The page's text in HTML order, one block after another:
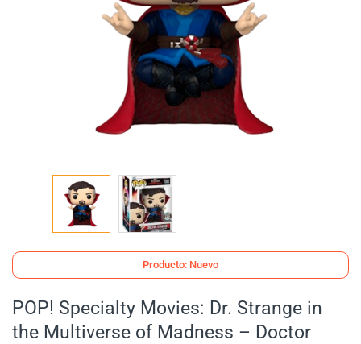
Producto: Nuevo
POP! Specialty Movies: Dr. Strange in
the Multiverse of Madness – Doctor
Lost password?